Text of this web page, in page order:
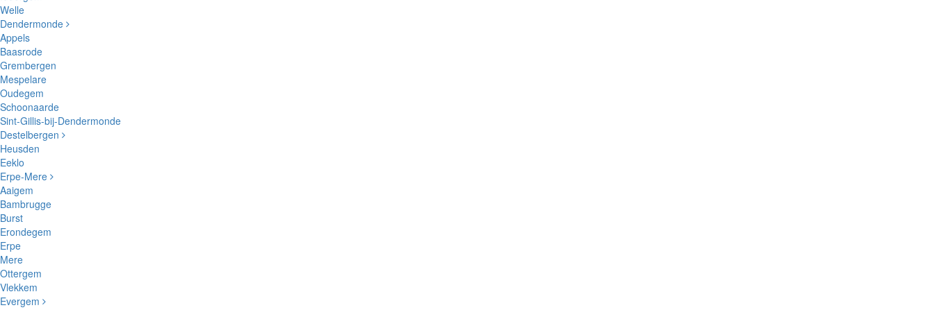
Welle
Dendermonde
Appels
Baasrode
Grembergen
Mespelare
Oudegem
Schoonaarde
Sint-Gillis-bij-Dendermonde
Destelbergen
Heusden
Eeklo
Erpe-Mere
Aaigem
Bambrugge
Burst
Erondegem
Erpe
Mere
Ottergem
Vlekkem
Evergem